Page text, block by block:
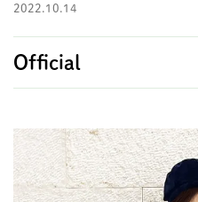
2022.10.14
Official